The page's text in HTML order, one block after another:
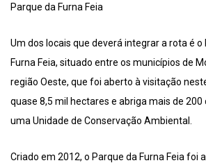
Parque da Furna Feia
Um dos locais que deverá integrar a rota é o
Furna Feia, situado entre os municípios de
região Oeste, que foi aberto à visitação
quase 8,5 mil hectares e abriga mais de
uma Unidade de Conservação Ambiental.
Criado em 2012, o Parque da Furna Feia foi